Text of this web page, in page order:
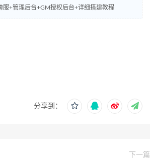
+管理后台+GM授权后台+详细搭建教程
分享到：
下一篇